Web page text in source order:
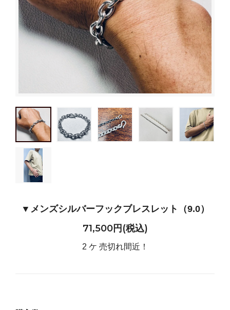
▼メンズシルバーフックブレスレット（9.0）
71,500円(税込)
2 ケ 売切れ間近！